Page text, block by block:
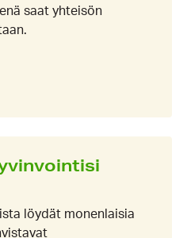
saat yhteisön
löydät monenlaisia